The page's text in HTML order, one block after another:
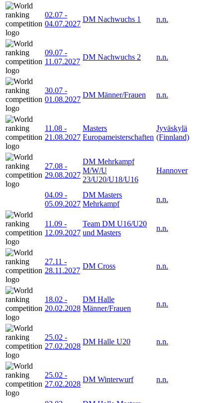
02.07 -
04.07.2027
DM Nachwuchs 1 n.n.
09.07 -
11.07.2027
DM Nachwuchs 2 n.n.
30.07 -
01.08.2027
DM Männer/Frauen n.n.
11.08 -
21.08.2027
Masters
Europameisterschaften
Jyväskylä
(Finnland)
27.08 -
29.08.2027
DM Mehrkampf
M/W/U
23/U20/U18/U16
Hannover
04.09 -
05.09.2027
DM Masters
Mehrkampf
n.n.
11.09 -
12.09.2027
Team DM U16/U20
und Masters
n.n.
27.11 -
28.11.2027
DM Cross n.n.
18.02 -
20.02.2028
DM Halle
Männer/Frauen
n.n.
25.02 -
27.02.2028
DM Halle U20 n.n.
25.02 -
27.02.2028
DM Winterwurf n.n.